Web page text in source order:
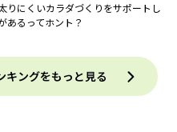
りにくいカラダづくりをサポートし
あるってホント？
キングをもっと見る